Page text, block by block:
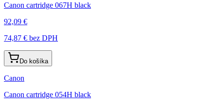
Canon cartridge 067H black
92,09 €
74,87 € bez DPH
Do košíka
Canon
Canon cartridge 054H black